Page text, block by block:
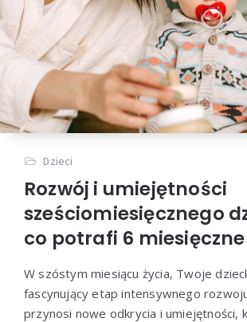
Dzieci
Rozwój i umiejętności
sześciomiesięcznego
co potrafi 6
W szóstym miesiącu życia, Twoje
fascynujący etap intensywnego
przynosi nowe odkrycia i umiejętności,